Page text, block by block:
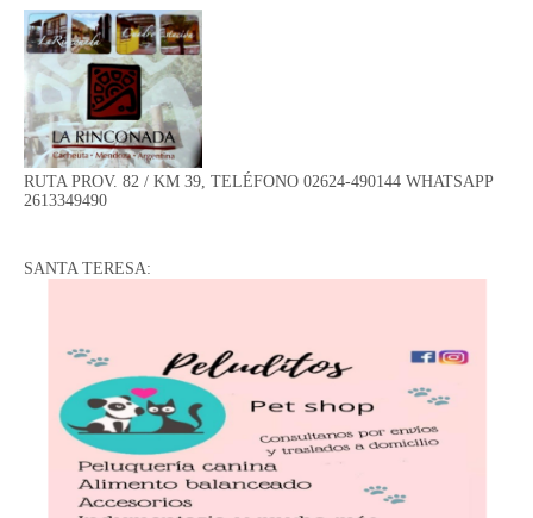
RUTA PROV. 82 / KM 39, TELÉFONO 02624-490144 WHATSAPP
2613349490
SANTA TERESA: